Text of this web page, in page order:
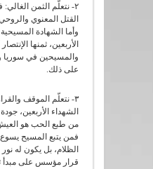
٢- نتعلّم الثمن
القتل المعنوي
وأما الشهادة
الأربعين، ثمنها
والمسيحين في سوريا
على ذلك.
٣- نتعلّم الموقف
الشهداء الأربعين،
من طبع الحب هو
فمن يتبع المسيح
قرار مؤسس على مبدأ